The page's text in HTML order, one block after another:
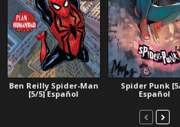
Ben Reilly Spider-Man
[5/5] Español
Spider Punk
Español